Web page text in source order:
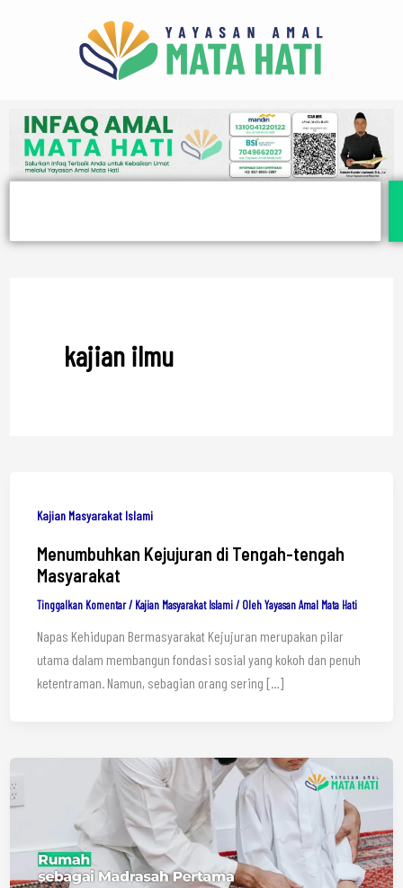
kajian ilmu
Kajian Masyarakat Islami
Menumbuhkan Kejujuran di Tengah-tengah
Masyarakat
Tinggalkan Komentar / Kajian Masyarakat Islami/ OlehYayasan Amal Mata Hati
Napas Kehidupan Bermasyarakat Kejujuran merupakan pilar
utama dalam membangun fondasi sosial yang kokoh dan penuh
ketentraman. Namun, sebagian orang sering […]